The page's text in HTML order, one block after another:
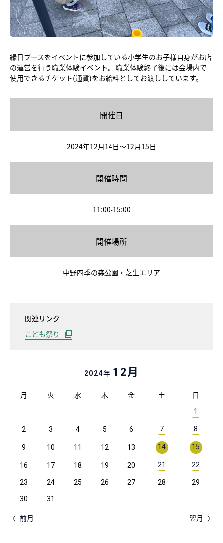
縁日ブースをイベントに参加している小学生のお子様自身がお店
の運営を行う職業体験イベント。 職業体験終了後には会場内で
使用できるチケット(通貨)をお給料としてお渡ししています。
開催日
2024年12月14日～12月15日
開催時間
11:00-15:00
開催場所
中野四季の森公園・芝生エリア
関連リンク
こども祭り
2024年 12月
月 火 水 木 金 土 日
1
2 3 4 5 6 7 8
9 10 11 12 13 14 15
16 17 18 19 20 21 22
23 24 25 26 27 28 29
30 31
前月 翌月